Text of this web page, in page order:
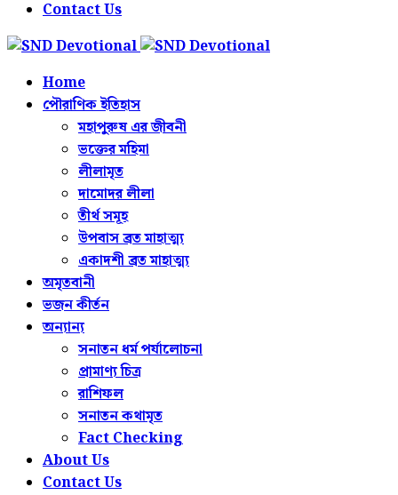
Contact Us
Home
পৌরাণিক ইতিহাস
মহাপুরুষ এর জীবনী
ভক্তের মহিমা
লীলামৃত
দামোদর লীলা
তীর্থ সমূহ
উপবাস ব্রত মাহাত্ম্য
একাদশী ব্রত মাহাত্ম্য
অমৃতবানী
ভজন কীর্তন
অন্যান্য
সনাতন ধর্ম পর্যালোচনা
প্রামাণ্য চিত্র
রাশিফল
সনাতন কথামৃত
Fact Checking
About Us
Contact Us